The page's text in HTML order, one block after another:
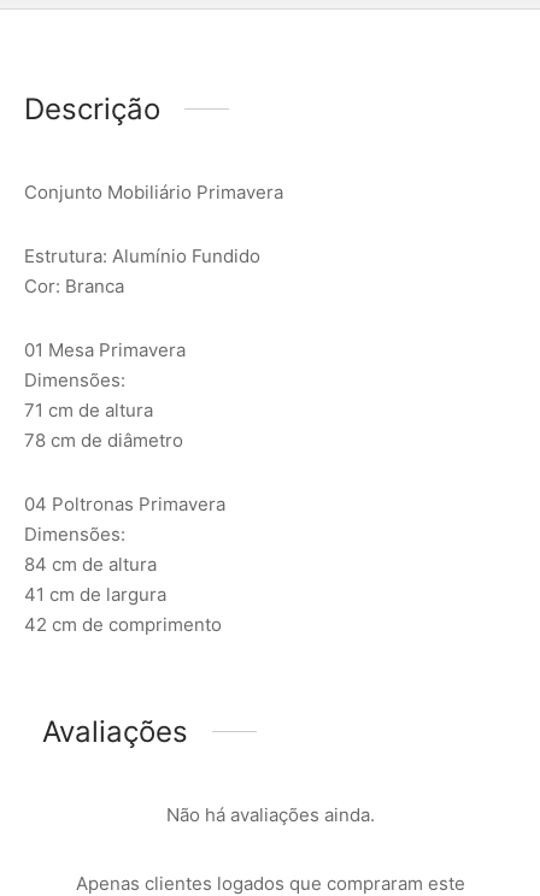
Descrição
Conjunto Mobiliário Primavera
Estrutura: Alumínio Fundido
Cor: Branca
01 Mesa Primavera
Dimensões:
71 cm de altura
78 cm de diâmetro
04 Poltronas Primavera
Dimensões:
84 cm de altura
41 cm de largura
42 cm de comprimento
Avaliações
Não há avaliações ainda.
Apenas clientes logados que compraram este